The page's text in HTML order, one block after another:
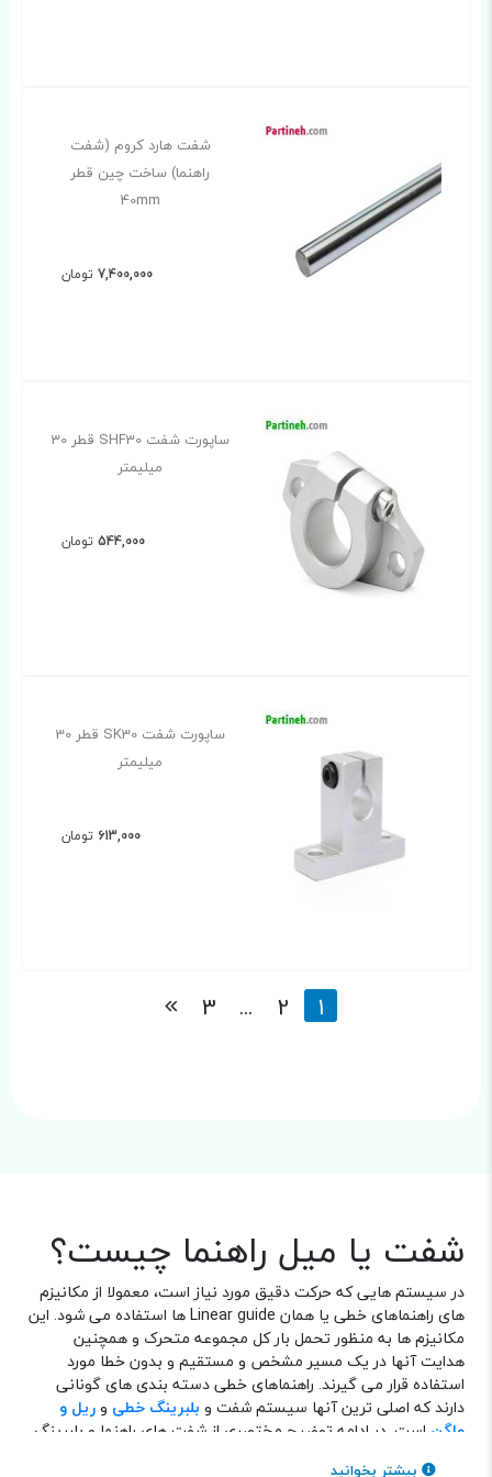
شفت هارد کروم (شفت
راهنما) ساخت چین قطر
40mm
7,400,000 تومان
ساپورت شفت SHF30 قطر 30
میلیمتر
544,000 تومان
ساپورت شفت SK30 قطر 30
میلیمتر
613,000 تومان
1
2
...
3
شفت یا میل راهنما چیست؟
در سیستم هایی که حرکت دقیق مورد نیاز است، معمولا از مکانیزم
های راهنماهای خطی یا همان Linear guide ها استفاده می شود. این
مکانیزم ها به منظور تحمل بار کل مجموعه متحرک و همچنین
هدایت آنها در یک مسیر مشخص و مستقیم و بدون خطا مورد
استفاده قرار می گیرند. راهنماهای خطی دسته بندی های گونانی
دارند که اصلی ترین آنها سیستم شفت و بلبرینگ خطی وریل و
واگن است. در ادامه توضیح مختصری از شفت های راهنما و بلبرینگ
بیشتر بخوانید